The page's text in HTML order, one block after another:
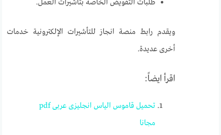
طلبات التفويض الخاصة بتأشيرات العمل.
ويقدم رابط منصة انجاز للتأشيرات الإلكترونية خدمات
أخرى عديدة.
اقرأ ايضاً:
تحميل قاموس الياس انجليزى عربى pdf
مجانا